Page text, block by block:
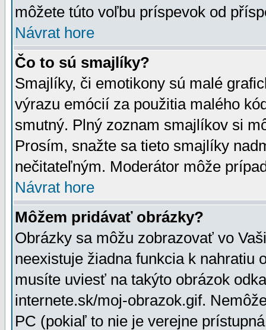
môžete túto voľbu príspevok od
Návrat hore
Čo to sú smajlíky?
Smajlíky, či emotikony sú malé
výrazu emócií za použitia malého
smutný. Plný zoznam smajlíkov si
Prosím, snažte sa tieto smajlíky
nečitateľným. Moderátor môže
Návrat hore
Môžem pridávať obrázky?
Obrázky sa môžu zobrazovať vo
neexistuje žiadna funkcia k nahratiu
musíte uviesť na takýto obrázok
internete.sk/moj-obrazok.gif.
PC (pokiaľ to nie je verejne